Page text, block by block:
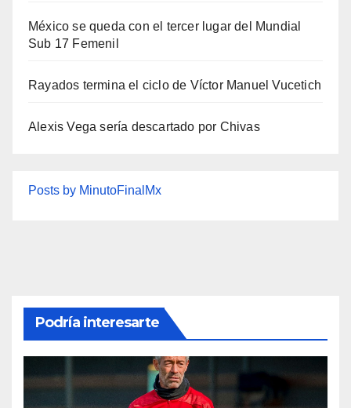
México se queda con el tercer lugar del Mundial
Sub 17 Femenil
Rayados termina el ciclo de Víctor Manuel Vucetich
Alexis Vega sería descartado por Chivas
Posts by MinutoFinalMx
Podría interesarte